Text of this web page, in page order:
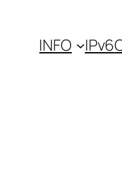
INFO IPv6